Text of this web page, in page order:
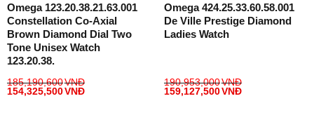
Omega 123.20.38.21.63.001
Constellation Co-Axial
Brown Diamond Dial Two
Tone Unisex Watch
123.20.38.
185,190,600VNĐ
154,325,500VNĐ
Omega 424.25.33.60.58.001
De Ville Prestige Diamond
Ladies Watch
190,953,000VNĐ
159,127,500VNĐ